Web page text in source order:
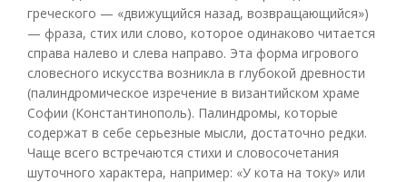
греческого — «движущийся назад, возвращающийся»)
— фраза, стих или слово, которое одинаково читается
справа налево и слева направо. Эта форма игрового
словесного искусства возникла в глубокой древности
(палиндромическое изречение в византийском храме
Софии (Константинополь). Палиндромы, которые
содержат в себе серьезные мысли, достаточно редки.
Чаще всего встречаются стихи и словосочетания
шуточного характера, например: «У кота на току» или